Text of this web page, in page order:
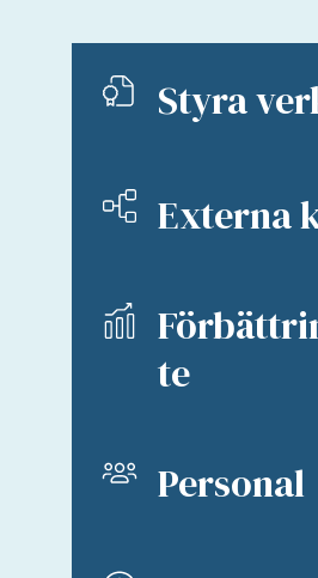
Styra
Externa
te
Personal